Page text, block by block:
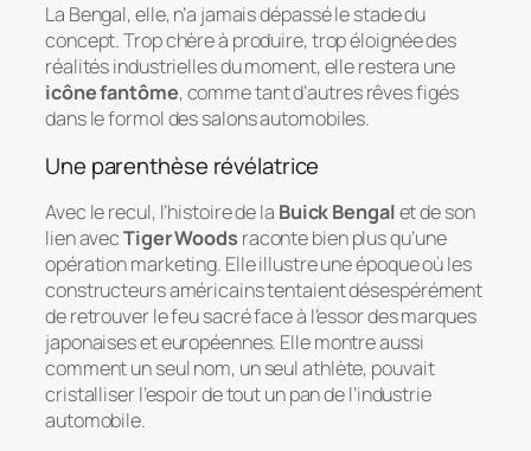
La Bengal, elle, n’a jamais dépassé le stade du
concept. Trop chère à produire, trop éloignée des
réalités industrielles du moment, elle restera une
icône fantôme, comme tant d’autres rêves figés
dans le formol des salons automobiles.
Une parenthèse révélatrice
Avec le recul, l’histoire de la Buick Bengalet de son
lien avecTiger Woods raconte bien plus qu’une
opération marketing. Elle illustre une époque où les
constructeurs américains tentaient désespérément
de retrouver le feu sacré face à l’essor des marques
japonaises et européennes. Elle montre aussi
comment un seul nom, un seul athlète, pouvait
cristalliser l’espoir de tout un pan de l’industrie
automobile.